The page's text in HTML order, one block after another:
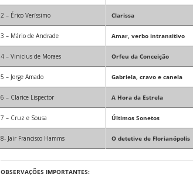
2 – Érico Veríssimo Clarissa
3 – Mário de Andrade Amar, verbo intransitivo
4 – Vinicius de Moraes Orfeu da Conceição
5 – Jorge Amado Gabriela, cravo e canela
6 – Clarice Lispector A Hora da Estrela
7 – Cruz e Sousa Últimos Sonetos
8- Jair Francisco Hamms O detetive de Florianópolis
OBSERVAÇÕES IMPORTANTES: